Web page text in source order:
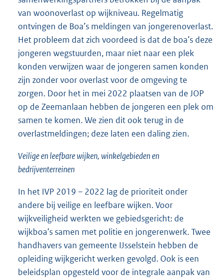
van woonoverlast op wijkniveau. Regelmatig
ontvingen de Boa’s meldingen van jongerenoverlast.
Het probleem dat zich voordeed is dat de boa’s deze
jongeren wegstuurden, maar niet naar een plek
konden verwijzen waar de jongeren samen konden
zijn zonder voor overlast voor de omgeving te
zorgen. Door het in mei 2022 plaatsen van de JOP
op de Zeemanlaan hebben de jongeren een plek om
samen te komen. We zien dit ook terug in de
overlastmeldingen; deze laten een daling zien.
Veilige en leefbare wijken, winkelgebieden en
bedrijventerreinen
In het IVP 2019 – 2022 lag de prioriteit onder
andere bij veilige en leefbare wijken. Voor
wijkveiligheid werkten we gebiedsgericht: de
wijkboa’s samen met politie en jongerenwerk. Twee
handhavers van gemeente IJsselstein hebben de
opleiding wijkgericht werken gevolgd. Ook is een
beleidsplan opgesteld voor de integrale aanpak van